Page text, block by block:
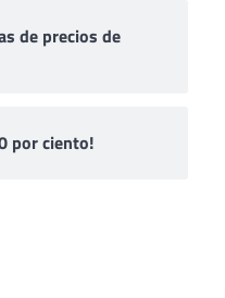
de precios de
por ciento!